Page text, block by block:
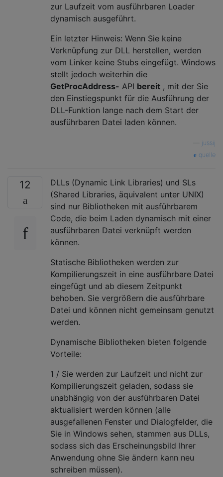
zur Laufzeit vom ausführbaren Loader
dynamisch ausgeführt.
Ein letzter Hinweis: Wenn Sie keine
Verknüpfung zur DLL herstellen, werden
vom Linker keine Stubs eingefügt. Windows
stellt jedoch weiterhin die
GetProcAddress- API bereit , mit der Sie
den Einstiegspunkt für die Ausführung der
DLL-Funktion lange nach dem Start der
ausführbaren Datei laden können.
jussij
quelle
12
DLLs (Dynamic Link Libraries) und SLs
(Shared Libraries, äquivalent unter UNIX)
sind nur Bibliotheken mit ausführbarem
Code, die beim Laden dynamisch mit einer
ausführbaren Datei verknüpft werden
können.
Statische Bibliotheken werden zur
Kompilierungszeit in eine ausführbare Datei
eingefügt und ab diesem Zeitpunkt
behoben. Sie vergrößern die ausführbare
Datei und können nicht gemeinsam genutzt
werden.
Dynamische Bibliotheken bieten folgende
Vorteile:
1 / Sie werden zur Laufzeit und nicht zur
Kompilierungszeit geladen, sodass sie
unabhängig von der ausführbaren Datei
aktualisiert werden können (alle
ausgefallenen Fenster und Dialogfelder, die
Sie in Windows sehen, stammen aus DLLs,
sodass sich das Erscheinungsbild Ihrer
Anwendung ohne Sie ändern kann neu
schreiben müssen).